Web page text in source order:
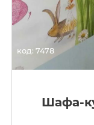
код: 7478
Шафа-